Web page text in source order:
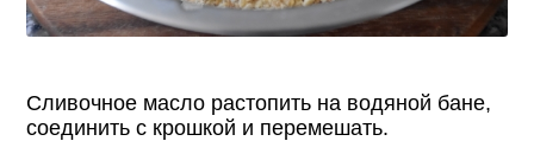
Сливочное масло растопить на водяной бане,
соединить с крошкой и перемешать.